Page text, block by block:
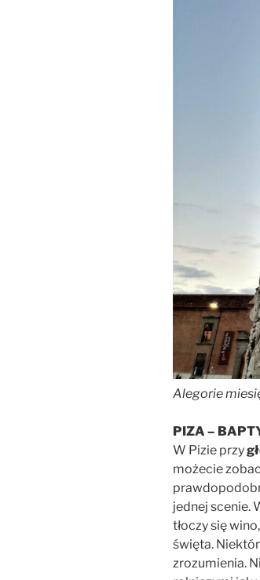
Alegorie
PIZA –
W Pizie przy
możecie
jednej scenie.
tłoczy się
święta.
zrozumienia.